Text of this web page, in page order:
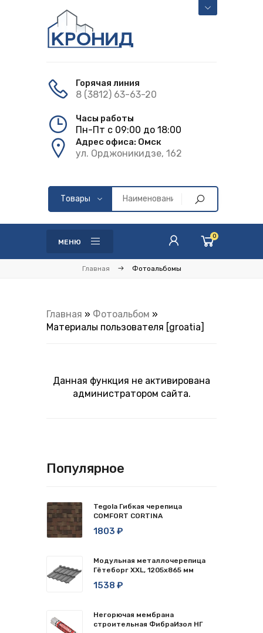
Горячая линия
8 (3812) 63-63-20
Часы работы
Пн-Пт с 09:00 до 18:00
Адрес офиса: Омск
ул. Орджоникидзе, 162
МЕНЮ
0
Главная Фотоальбомы
Главная » Фотоальбом »
Материалы пользователя [groatia]
Данная функция не активирована
администратором сайта.
Популярное
Tegola Гибкая черепица
COMFORT CORTINA
1803 ₽
Модульная металлочерепица
Гётеборг XXL, 1205х865 мм
1538 ₽
Негорючая мембрана
строительная ФибраИзол НГ